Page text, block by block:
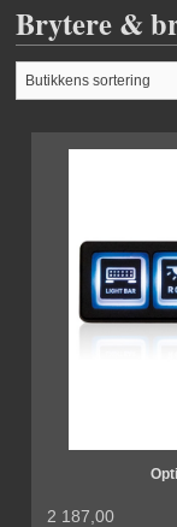
Brytere &
2 187,00